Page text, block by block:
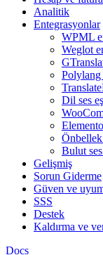
Analitik
Entegrasyonlar
WPML
Weglot
Polylang
Dil ses
Bulut
Gelişmiş
Sorun Giderme
Güven ve
SSS
Destek
Kaldırma ve
Docs